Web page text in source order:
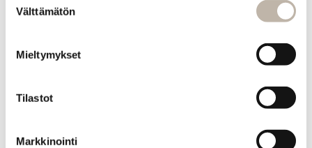
valinta
Välttämätön
Mieltymykset
Tilastot
Markkinointi